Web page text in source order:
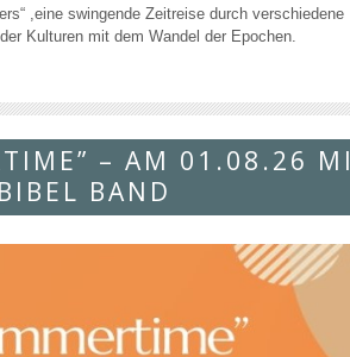
,eine swingende Zeitreise durch verschiedene
Kulturen mit dem Wandel der Epochen.
– AM 01.08.26
BAND